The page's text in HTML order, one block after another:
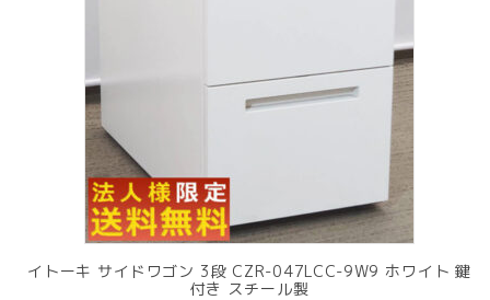
イトーキ サイドワゴン 3段 CZR-047LCC-9W9 ホワイト 鍵
付き スチール製